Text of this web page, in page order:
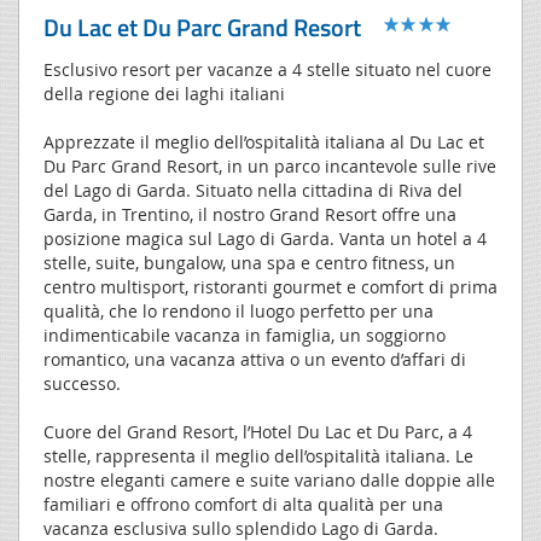
Du Lac et Du Parc Grand Resort
Esclusivo resort per vacanze a 4 stelle situato nel cuore
della regione dei laghi italiani
Apprezzate il meglio dell’ospitalità italiana al Du Lac et
Du Parc Grand Resort, in un parco incantevole sulle rive
del Lago di Garda. Situato nella cittadina di Riva del
Garda, in Trentino, il nostro Grand Resort offre una
posizione magica sul Lago di Garda. Vanta un hotel a 4
stelle, suite, bungalow, una spa e centro fitness, un
centro multisport, ristoranti gourmet e comfort di prima
qualità, che lo rendono il luogo perfetto per una
indimenticabile vacanza in famiglia, un soggiorno
romantico, una vacanza attiva o un evento d’affari di
successo.
Cuore del Grand Resort, l’Hotel Du Lac et Du Parc, a 4
stelle, rappresenta il meglio dell’ospitalità italiana. Le
nostre eleganti camere e suite variano dalle doppie alle
familiari e offrono comfort di alta qualità per una
vacanza esclusiva sullo splendido Lago di Garda.